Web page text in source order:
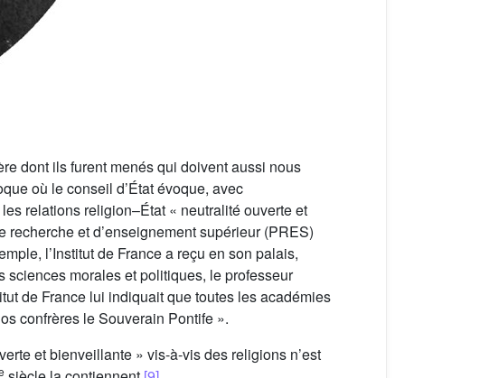
dont ils furent menés qui doivent aussi nous
où le conseil d’État évoque, avec
relations religion–État « neutralité ouverte et
recherche et d’enseignement supérieur (PRES)
l’Institut de France a reçu en son palais,
sciences morales et politiques, le professeur
de France lui indiquait que toutes les académies
confrères le Souverain Pontife ».
et bienveillante » vis-à-vis des religions n’est